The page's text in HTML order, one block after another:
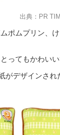
出典：PR
ポムプリン、
ってもかわい
がデザインさ